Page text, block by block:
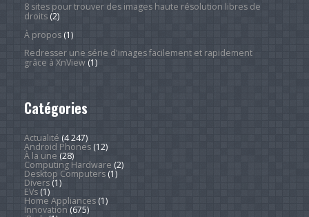
8 sites pour trouver des images haute résolution libres de
droits(2)
À propos(1)
Redresser une série d'images facilement et rapidement
grâce à XnView(1)
Catégories
Actualité (4 247)
Android Phones(12)
À la une (28)
Computing Hardware (2)
Desktop Computers(1)
Divers(1)
EVs(1)
Home Appliances(1)
Innovation (675)